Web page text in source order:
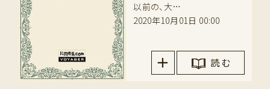
以前の、大…
2020年10月01日 00:00
読 む